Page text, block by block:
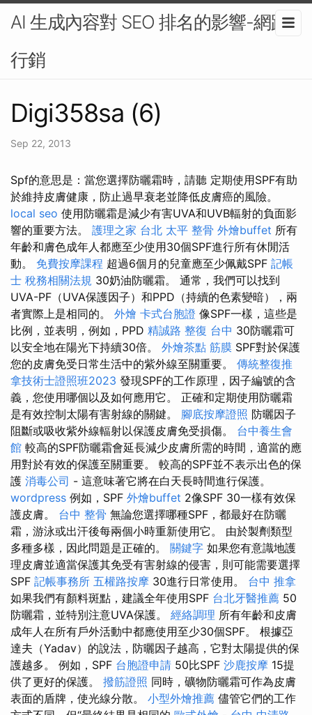
AI 生成內容對 SEO 排名的影響-網路
行銷
Digi358sa (6)
Sep 22, 2013
Spf的意思是：當您選擇防曬霜時，請聽 定期使用SPF有助
於維持皮膚健康，防止過早衰老並降低皮膚癌的風險。
local seo 使用防曬霜是減少有害UVA和UVB輻射的負面影
響的重要方法。 護理之家 台北 太平 整骨 外燴buffet 所有
年齡和膚色成年人都應至少使用30個SPF進行所有休閒活
動。 免費按摩課程 超過6個月的兒童應至少佩戴SPF 記帳
士 稅務相關法規 30奶油防曬霜。 通常，我們可以找到
UVA-PF（UVA保護因子）和PPD（持續的色素變暗），兩
者實際上是相同的。 外燴 卡式台胞證 像SPF一樣，這些是
比例，並表明，例如，PPD 精誠路 整復 台中 30防曬霜可
以安全地在陽光下持續30倍。 外燴茶點 筋膜 SPF對於保護
您的皮膚免受日常生活中的紫外線至關重要。 傳統整復推
拿技術士證照班2023 發現SPF的工作原理，因子編號的含
義，您使用哪個以及如何應用它。 正確和定期使用防曬霜
是有效控制太陽有害射線的關鍵。 腳底按摩證照 防曬因子
阻斷或吸收紫外線輻射以保護皮膚免受損傷。 台中養生會
館 較高的SPF防曬霜會延長減少皮膚所需的時間，適當的應
用對於有效的保護至關重要。 較高的SPF並不表示出色的保
護 消毒公司 - 這意味著它將在白天長時間進行保護。
wordpress 例如，SPF 外燴buffet 2像SPF 30一樣有效保
護皮膚。 台中 整骨 無論您選擇哪種SPF，都最好在防曬
霜，游泳或出汗後每兩個小時重新使用它。 由於製劑類型
多種多樣，因此問題是正確的。 關鍵字 如果您有意識地護
理皮膚並適當保護其免受有害射線的侵害，則可能需要選擇
SPF 記帳事務所 五權路按摩 30進行日常使用。 台中 推拿
如果我們有顏料斑點，建議全年使用SPF 台北牙醫推薦 50
防曬霜，並特別注意UVA保護。 經絡調理 所有年齡和皮膚
成年人在所有戶外活動中都應使用至少30個SPF。 根據亞
達夫（Yadav）的說法，防曬因子越高，它對太陽提供的保
護越多。 例如，SPF 台胞證申請 50比SPF 沙鹿按摩 15提
供了更好的保護。 撥筋證照 同時，礦物防曬霜可作為皮膚
表面的盾牌，使光線分散。 小型外燴推薦 儘管它們的工作